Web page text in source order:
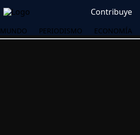
Contribuye
MUNDO PERIODISMO ECONOMÍA